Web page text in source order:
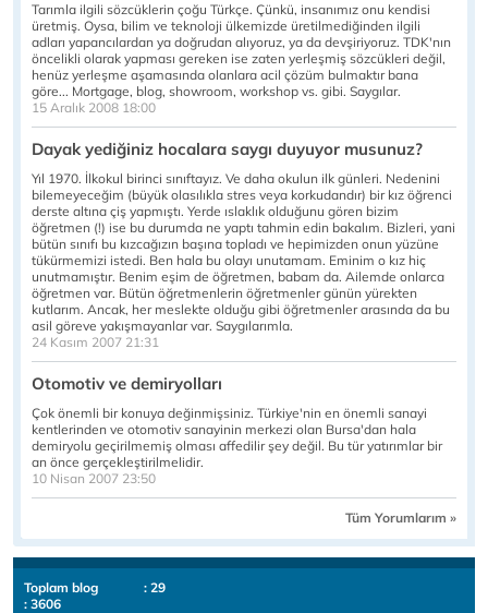
Tarımla ilgili sözcüklerin çoğu Türkçe. Çünkü, insanımız onu kendisi
üretmiş. Oysa, bilim ve teknoloji ülkemizde üretilmediğinden ilgili
adları yapancılardan ya doğrudan alıyoruz, ya da devşiriyoruz. TDK'nın
öncelikli olarak yapması gereken ise zaten yerleşmiş sözcükleri değil,
henüz yerleşme aşamasında olanlara acil çözüm bulmaktır bana
göre... Mortgage, blog, showroom, workshop vs. gibi. Saygılar.
15 Aralık 2008 18:00
Dayak yediğiniz hocalara saygı duyuyor musunuz?
Yıl 1970. İlkokul birinci sınıftayız. Ve daha okulun ilk günleri. Nedenini
bilemeyeceğim (büyük olasılıkla stres veya korkudandır) bir kız öğrenci
derste altına çiş yapmıştı. Yerde ıslaklık olduğunu gören bizim
öğretmen (!) ise bu durumda ne yaptı tahmin edin bakalım. Bizleri, yani
bütün sınıfı bu kızcağızın başına topladı ve hepimizden onun yüzüne
tükürmemizi istedi. Ben hala bu olayı unutamam. Eminim o kız hiç
unutmamıştır. Benim eşim de öğretmen, babam da. Ailemde onlarca
öğretmen var. Bütün öğretmenlerin öğretmenler günün yürekten
kutlarım. Ancak, her meslekte olduğu gibi öğretmenler arasında da bu
asil göreve yakışmayanlar var. Saygılarımla.
24 Kasım 2007 21:31
Otomotiv ve demiryolları
Çok önemli bir konuya değinmişsiniz. Türkiye'nin en önemli sanayi
kentlerinden ve otomotiv sanayinin merkezi olan Bursa'dan hala
demiryolu geçirilmemiş olması affedilir şey değil. Bu tür yatırımlar bir
an önce gerçekleştirilmelidir.
10 Nisan 2007 23:50
Tüm Yorumlarım »
Toplam blog
: 29
: 3606